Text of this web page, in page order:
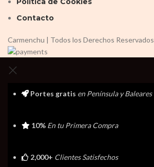
Contacto
Carmenchu | Todos los Derechos Reservados
Portes gratis en Península y Baleares
10% En tu Primera Compra
2,000+ Clientes Satisfechos